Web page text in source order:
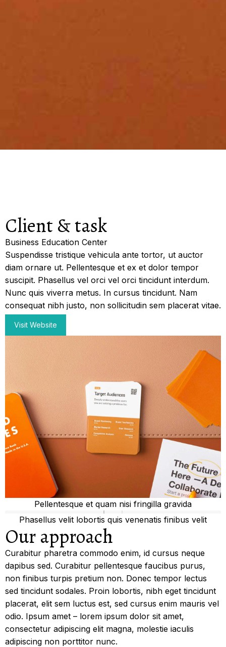
Client & task
Business Education Center
Suspendisse tristique vehicula ante tortor, ut auctor
diam ornare ut. Pellentesque et ex et dolor tempor
suscipit. Phasellus vel orci vel orci tincidunt interdum.
Nunc quis viverra metus. In cursus tincidunt. Nam
consequat nibh justo, non sollicitudin sem placerat vitae.
Visit Website
Pellentesque et quam nisi fringilla gravida
Phasellus velit lobortis quis venenatis finibus velit
Our approach
Curabitur pharetra commodo enim, id cursus neque
dapibus sed. Curabitur pellentesque faucibus purus,
non finibus turpis pretium non. Donec tempor lectus
sed tincidunt sodales. Proin lobortis, nibh eget tincidunt
placerat, elit sem luctus est, sed cursus enim mauris vel
odio. Ipsum amet – lorem ipsum dolor sit amet,
consectetur adipiscing elit magna, molestie iaculis
adipiscing non porttitor nunc.